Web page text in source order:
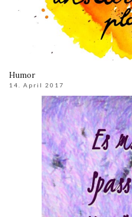
Humor
14. April 2017